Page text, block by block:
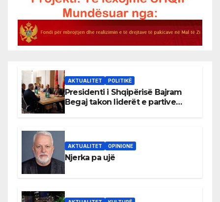
AKTUALITET POLITIKË
Presidenti i Shqipërisë Bajram
Begaj takon liderët e partive
AKTUALITET OPINIONE
Njerka pa ujë